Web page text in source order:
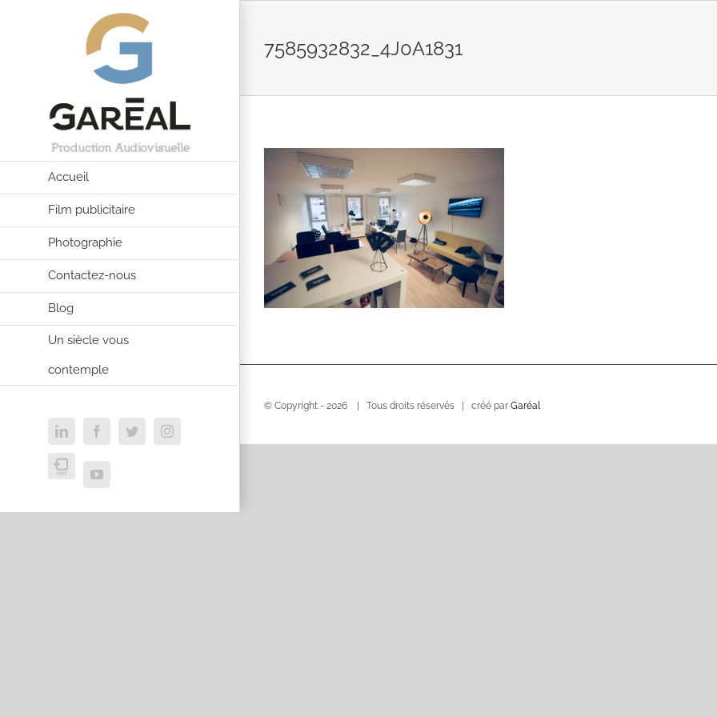
Accueil
Film publicitaire
Photographie
Contactez-nous
Blog
Un siècle vous
contemple
LinkedInFacebookTwitterInstagram
USVC
YouTube
7585932832_4J0A1831
© Copyright - 2026 | Tous droits réservés | créé par Garéal